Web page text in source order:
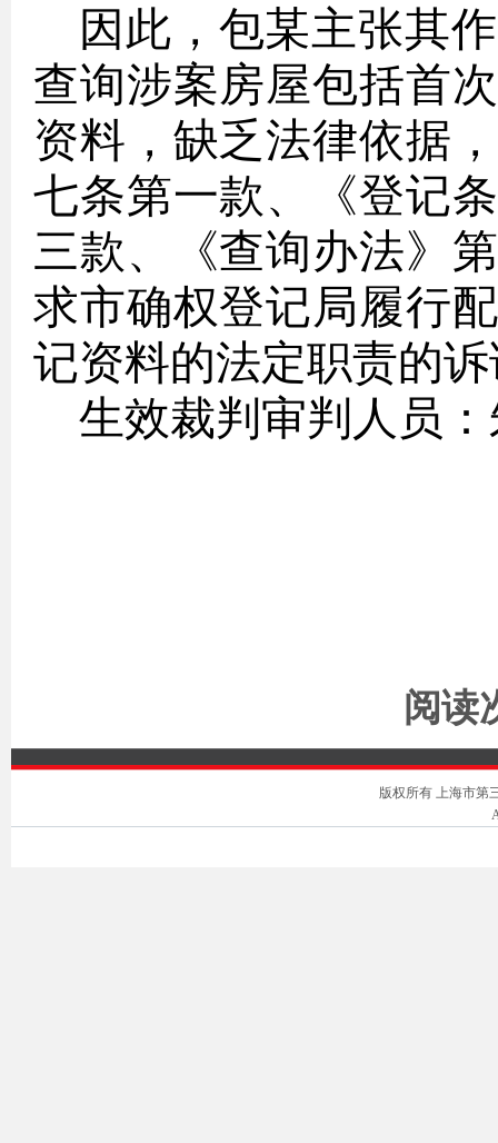
因此，包某主张其
查询涉案房屋包括首
资料，缺乏法律依据
七条第一款、《登记
三款、《查询办法》
求市确权登记局履行
记资料的法定职责的
生效裁判审判人员
阅读
版权所有 上海市第